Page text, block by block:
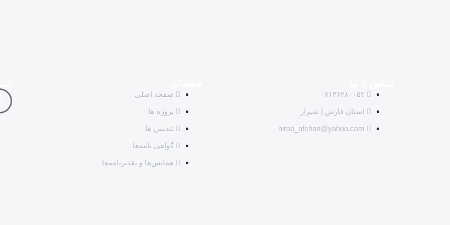
۰۷۱۳۶۲۸۰۰۵۲
استان فارش | شیراز
niroo_afshan@yahoo.com
صفحه اصلی
پروژه ها
تندیس ها
گواهی نامه‌ها
همایش‌ها و تقدیرنامه‌ها